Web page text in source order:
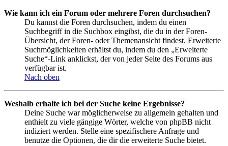
Wie kann ich ein Forum oder mehrere Foren durchsuchen?
Du kannst die Foren durchsuchen, indem du einen
Suchbegriff in die Suchbox eingibst, die du in der Foren-
Übersicht, der Foren- oder Themenansicht findest. Erweiterte
Suchmöglichkeiten erhältst du, indem du den „Erweiterte
Suche“-Link anklickst, der von jeder Seite des Forums aus
verfügbar ist.
Nach oben
Weshalb erhalte ich bei der Suche keine Ergebnisse?
Deine Suche war möglicherweise zu allgemein gehalten und
enthielt zu viele gängige Wörter, welche von phpBB nicht
indiziert werden. Stelle eine spezifischere Anfrage und
benutze die Optionen, die dir die erweiterte Suche bietet.